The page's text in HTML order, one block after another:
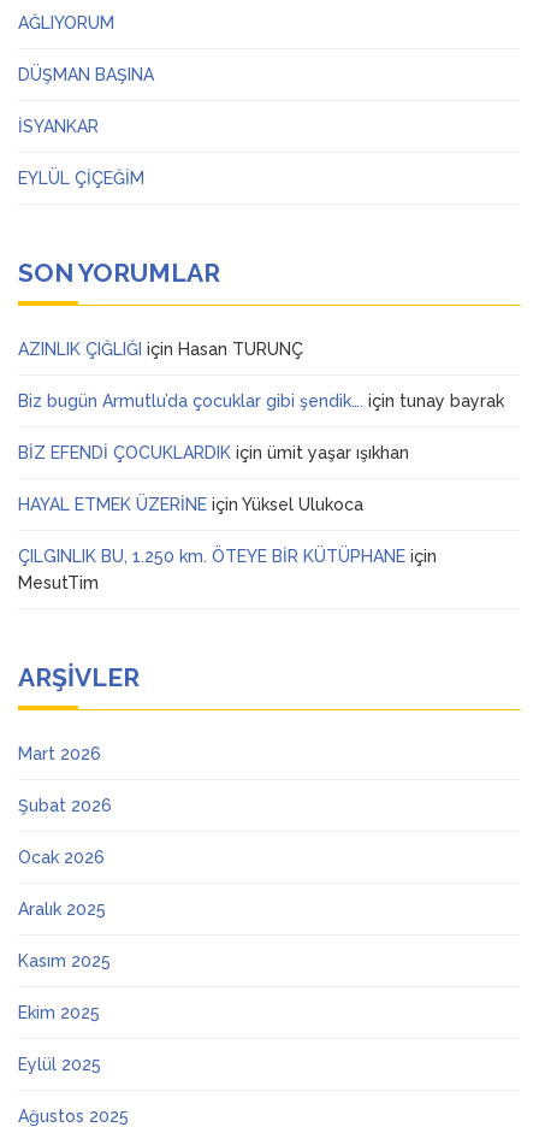
AĞLIYORUM
DÜŞMAN BAŞINA
İSYANKAR
EYLÜL ÇİÇEĞİM
SON YORUMLAR
AZINLIK ÇIĞLIĞI için Hasan TURUNÇ
Biz bugün Armutlu’da çocuklar gibi şendik…. için tunay bayrak
BİZ EFENDİ ÇOCUKLARDIK için ümit yaşar ışıkhan
HAYAL ETMEK ÜZERİNE için Yüksel Ulukoca
ÇILGINLIK BU, 1.250 km. ÖTEYE BİR KÜTÜPHANE için
MesutTim
ARŞIVLER
Mart 2026
Şubat 2026
Ocak 2026
Aralık 2025
Kasım 2025
Ekim 2025
Eylül 2025
Ağustos 2025